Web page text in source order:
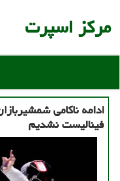
مركز اسپرت
فینالیست نشدیم